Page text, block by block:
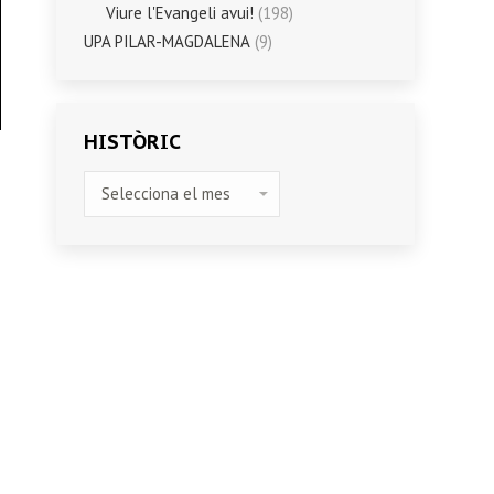
Viure l'Evangeli avui! (198)
UPA PILAR-MAGDALENA (9)
HISTÒRIC